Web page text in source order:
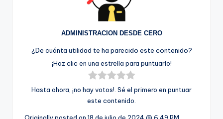
ADMINISTRACION DESDE CERO
¿De cuánta utilidad te ha parecido este contenido?
¡Haz clic en una estrella para puntuarlo!
Hasta ahora, ¡no hay votos!. Sé el primero en puntuar
este contenido.